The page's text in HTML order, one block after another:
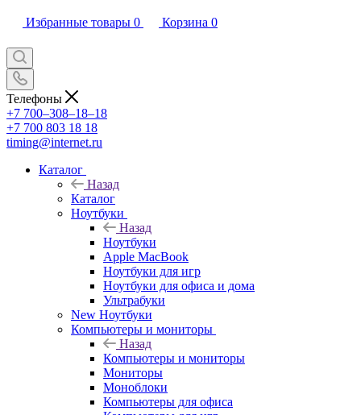
Избранные товары 0 Корзина 0
Телефоны
+7 700‒308‒18‒18
+7 700 803 18 18
timing@internet.ru
Каталог
Назад
Каталог
Ноутбуки
Назад
Ноутбуки
Apple MacBook
Ноутбуки для игр
Ноутбуки для офиса и дома
Ультрабуки
New Ноутбуки
Компьютеры и мониторы
Назад
Компьютеры и мониторы
Мониторы
Моноблоки
Компьютеры для офиса